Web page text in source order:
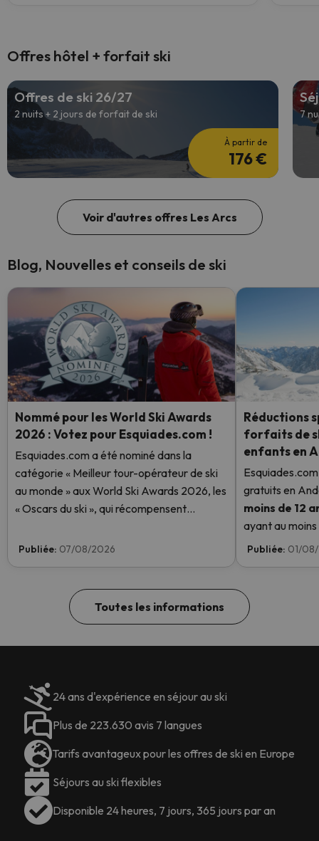
Offres hôtel + forfait ski
Offres de ski 26/27
2 nuits + 2 jours de forfait de ski
À partir de
176 €
7
Voir d'autres offres Les Arcs
Blog, Nouvelles et conseils de ski
Nommé pour les World Ski Awards
2026 : Votez pour Esquiades.com !
Esquiades.com a été nominé dans la
catégorie « Meilleur tour-opérateur de ski
au monde » aux World Ski Awards 2026, les
« Oscars du ski », qui récompensent
dès maintenant et aidez-nous à atteindre la
Publiée: 07/08/2026
Réductions
forfaits de
enfants en
gratuits en
moins de 12
ayant au
enfant aura
Publiée: 01/
Toutes les informations
24 ans d'expérience en séjour au ski
Plus de 223.630 avis 7 langues
Tarifs avantageux pour les offres de ski en Europe
Séjours au ski flexibles
Disponible 24 heures, 7 jours, 365 jours par an